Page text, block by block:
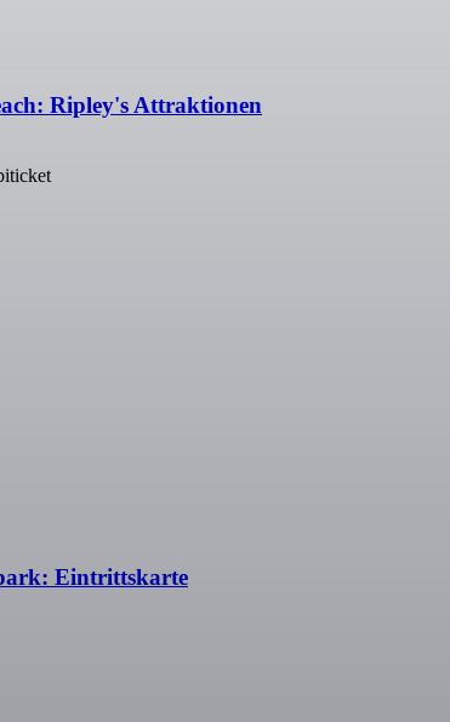
Ripley's Attraktionen
Eintrittskarte